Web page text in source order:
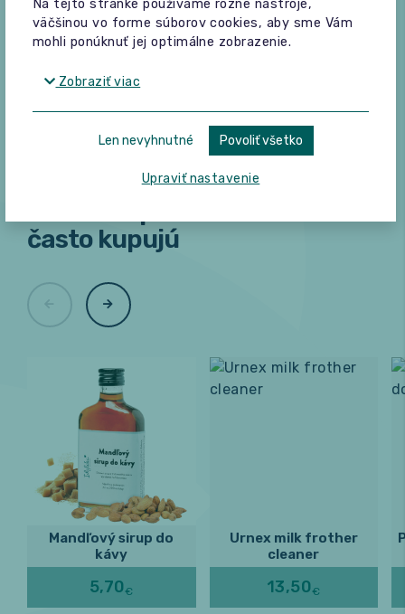
často kupujú
Mandľový sirup do
kávy
5,70€
Urnex milk frother
cleaner
13,50€
Na tejto stránke používame rôzne nástroje,
väčšinou vo forme súborov cookies, aby sme Vám
mohli ponúknuť jej optimálne zobrazenie.
Zobraziť viac
Len nevyhnutné Povoliť všetko
Upraviť nastavenie